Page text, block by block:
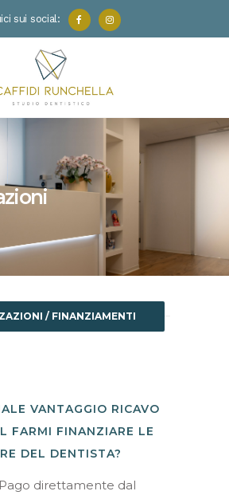
sui social:
/ FINANZIAMENTI
VANTAGGIO RICAVO
FARMI FINANZIARE LE
DEL DENTISTA?
Pago direttamente dal